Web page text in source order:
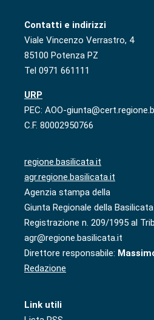
Contatti e indirizzi
Viale Vincenzo Verrastro, 4
85100 Potenza PZ
Tel 0971 661111
URP
PEC: AOO-
C.F. 80002950766
regione.basilicata.it
agr.regione.basilicata.it
Agenzia stampa della
Giunta Regionale della Basilicata
Registrazione n. 209/1995 al
agr@regione.basilicata.it
Direttore responsabile:
Redazione
Link utili